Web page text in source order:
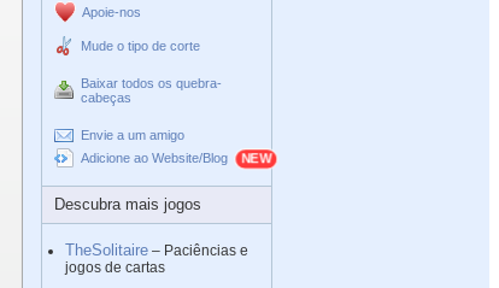
Apoie-nos
Mude o tipo de corte
Baixar todos os quebra-
cabeças
Envie a um amigo
Adicione ao Website/Blog
Descubra mais jogos
TheSolitaire – Paciências e
jogos de cartas